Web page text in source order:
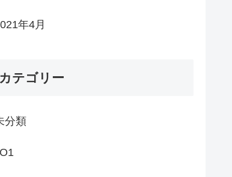
年4月
カテゴリー
分類